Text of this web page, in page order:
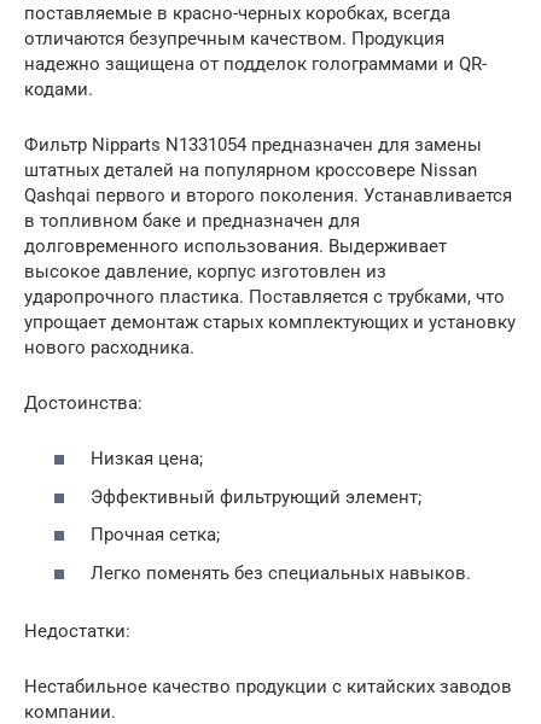
поставляемые в красно-черных коробках, всегда
отличаются безупречным качеством. Продукция
надежно защищена от подделок голограммами и QR-
кодами.
Фильтр Nipparts N1331054 предназначен для замены
штатных деталей на популярном кроссовере Nissan
Qashqai первого и второго поколения. Устанавливается
в топливном баке и предназначен для
долговременного использования. Выдерживает
высокое давление, корпус изготовлен из
ударопрочного пластика. Поставляется с трубками, что
упрощает демонтаж старых комплектующих и установку
нового расходника.
Достоинства:
Низкая цена;
Эффективный фильтрующий элемент;
Прочная сетка;
Легко поменять без специальных навыков.
Недостатки:
Нестабильное качество продукции с китайских заводов
компании.